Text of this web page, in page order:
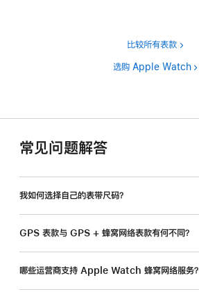
比较所有表款
选购 Apple Watch
常见问题解答
我如何选择自己的表带尺码？
GPS 表款与 GPS + 蜂窝网络表款有何不同？
哪些运营商支持 Apple Watch 蜂窝网络服务？